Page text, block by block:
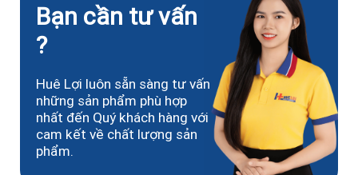
Bạn cần tư vấn
?
Huê Lợi luôn sẵn sàng tư vấn
những sản phẩm phù hợp
nhất đến Quý khách hàng với
cam kết về chất lượng sản
phẩm.